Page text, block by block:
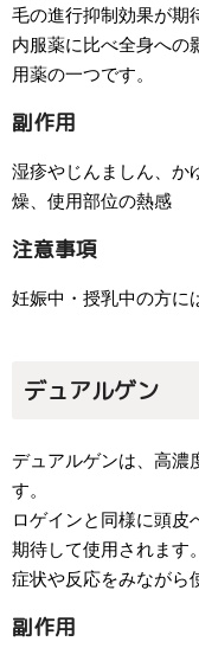
毛の進行抑制効果が期
内服薬に比べ全身への
用薬の一つです。
副作用
湿疹やじんましん、か
燥、使用部位の熱感
注意事項
妊娠中・授乳中の方に
デュアルゲン
デュアルゲンは、高濃
す。
ロゲインと同様に頭皮
期待して使用されます。
症状や反応をみながら
副作用